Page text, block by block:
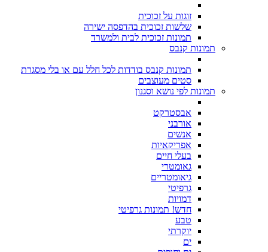
זוגות על זכוכית
שלשות זכוכית בהדפסה ישירה
תמונות זכוכית לבית ולמשרד
תמונות קנבס
תמונות קנבס בודדות לכל חלל עם או בלי מסגרת
סטים מעוצבים
תמונות לפי נושא וסגנון
אבסטרקט
אורבני
אנשים
אפריקאיות
בעלי חיים
גאומטרי
גיאומטריים
גרפיטי
דמויות
חדש! תמונות גרפיטי
טבע
יוקרתי
ים